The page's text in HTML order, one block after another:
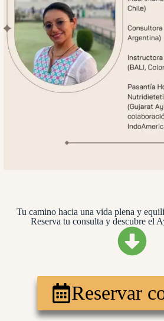
Tu camino hacia una vida plena y
Reserva tu consulta y descubre el
Reservar